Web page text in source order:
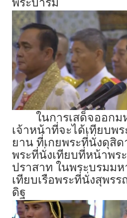
พระบารมี
ในการเสด็จออก
เจ้าหน้าที่จะได้เทียบพ
ยาน ที่เกยพระที่นั่งดุสิ
พระที่นั่งเทียบที่หน้าพร
ปราสาท ในพระบรมมห
เทียบเรือพระที่นั่งสุพร
ดิฐ